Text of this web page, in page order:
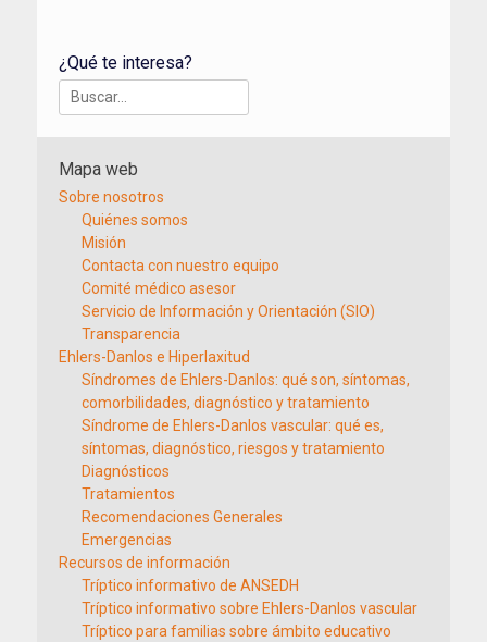
¿Qué te interesa?
Buscar:
Mapa web
Sobre nosotros
Quiénes somos
Misión
Contacta con nuestro equipo
Comité médico asesor
Servicio de Información y Orientación (SIO)
Transparencia
Ehlers-Danlos e Hiperlaxitud
Síndromes de Ehlers-Danlos: qué son, síntomas,
comorbilidades, diagnóstico y tratamiento
Síndrome de Ehlers-Danlos vascular: qué es,
síntomas, diagnóstico, riesgos y tratamiento
Diagnósticos
Tratamientos
Recomendaciones Generales
Emergencias
Recursos de información
Tríptico informativo de ANSEDH
Tríptico informativo sobre Ehlers-Danlos vascular
Tríptico para familias sobre ámbito educativo